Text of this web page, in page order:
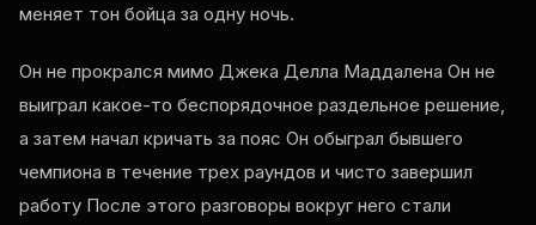
меняет тон бойца за одну ночь.
Он не прокрался мимо Джека Делла Маддалена Он не
выиграл какое-то беспорядочное раздельное решение,
а затем начал кричать за пояс Он обыграл бывшего
чемпиона в течение трех раундов и чисто завершил
работу После этого разговоры вокруг него стали